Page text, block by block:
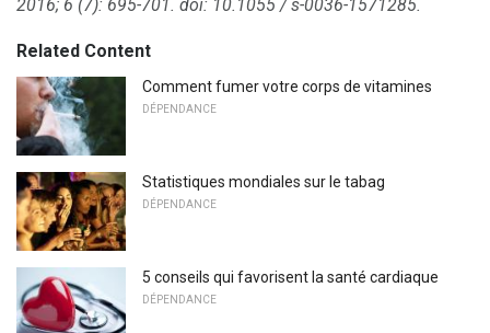
2016; 6 (7): 695-701. doi: 10.1055 / s-0036-1571285.
Related Content
Comment fumer votre corps de vitamines
DÉPENDANCE
Statistiques mondiales sur le tabag
DÉPENDANCE
5 conseils qui favorisent la santé cardiaque
DÉPENDANCE